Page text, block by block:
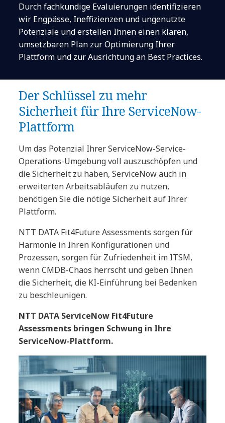
Durch fachkundige Evaluierungen identifizieren
wir Engpässe, Ineffizienzen und ungenutzte
Potenziale und erstellen Ihnen einen klaren,
umsetzbaren Plan zur Optimierung Ihrer
Plattform und zur Ausrichtung an Best Practices.
Der Schlüssel zu mehr
Sicherheit für Ihre ServiceNow-
Plattform
Um das Potenzial Ihrer ServiceNow-Service-
Operations-Umgebung voll auszuschöpfen und
die Sicherheit zu haben, ServiceNow auch in
erweiterten Arbeitsabläufen zu nutzen,
benötigen Sie die nötige Sicherheit auf Ihrer
Plattform.
NTT DATA Fit4Future Assessments sorgen für
Harmonie in Ihren Konfigurationen und
Prozessen, sorgen für Zufriedenheit im ITSM,
wenn CMDB-Chaos herrscht und geben Ihnen
die Sicherheit, die KI-Einführung bei Bedenken
zu beschleunigen.
NTT DATA ServiceNow Fit4Future
Assessments bringen Schwung in Ihre
ServiceNow-Plattform.